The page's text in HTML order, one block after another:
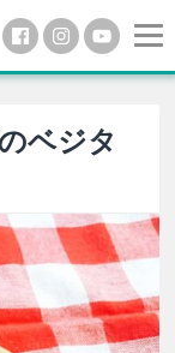
ベジタ